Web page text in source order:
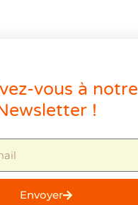
vous à notre
!
Envoyer